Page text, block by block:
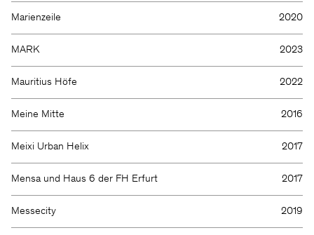
Marienzeile 2020
MARK 2023
Mauritius Höfe 2022
Meine Mitte 2016
Meixi Urban Helix 2017
Mensa und Haus 6 der FH Erfurt 2017
Messecity 2019